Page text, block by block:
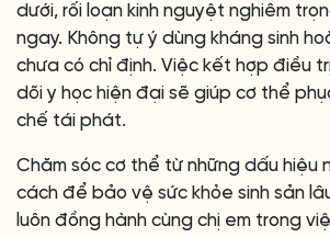
dưới, rối loạn kinh nguyệt nghiêm
ngay. Không tự ý dùng kháng sinh
chưa có chỉ định. Việc kết hợp điều
dõi y học hiện đại sẽ giúp cơ thể
chế tái phát.
Chăm sóc cơ thể từ những dấu hiệu
cách để bảo vệ sức khỏe sinh sản
luôn đồng hành cùng chị em trong